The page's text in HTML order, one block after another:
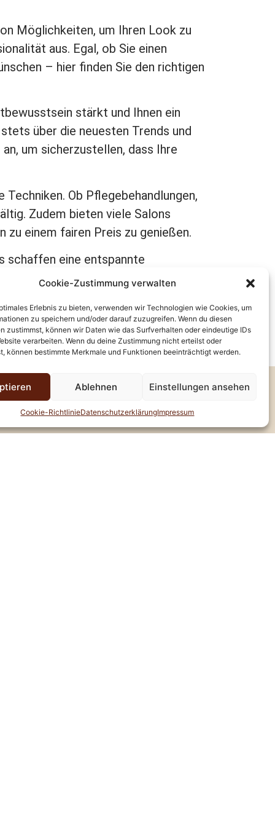
Cookie-Zustimmung verwalten
Erlebnis zu bieten, verwenden wir Technologien wie Cookies, um
zu speichern und/oder darauf zuzugreifen. Wenn du diesen
zustimmst, können wir Daten wie das Surfverhalten oder eindeutige IDs
verarbeiten. Wenn du deine Zustimmung nicht erteilst oder
können bestimmte Merkmale und Funktionen beeinträchtigt werden.
Ablehnen Einstellungen ansehen
Cookie-RichtlinieDatenschutzerklärungImpressum
Möglichkeiten, um Ihren Look zu
aus. Egal, ob Sie einen
– hier finden Sie den richtigen
stärkt und Ihnen ein
über die neuesten Trends und
um sicherzustellen, dass Ihre
Ob Pflegebehandlungen,
Zudem bieten viele Salons
einem fairen Preis zu genießen.
schaffen eine entspannte
und sich rundum verwöhnen
Welt der Frisuren ist. Lassen Sie
Traumfrisur wartet auf Sie!